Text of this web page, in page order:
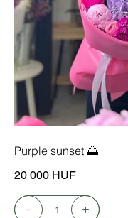
Purple sunset 🌅
20 000 HUF